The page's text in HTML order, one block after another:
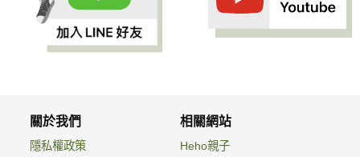
關於我們
隱私權政策
相關網站
Heho親子